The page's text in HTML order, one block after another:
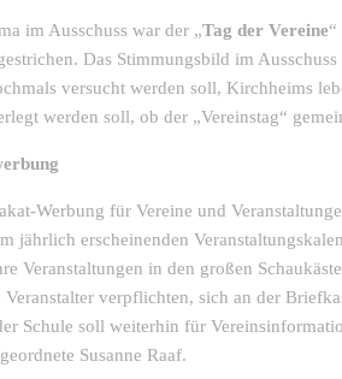
im Ausschuss war der „Tag der Vereine
Das Stimmungsbild im
versucht werden soll, Kirchheims
werden soll, ob der „Vereinstag“
Werbung für Vereine und
jährlich erscheinenden
Veranstaltungen in den großen
Veranstalter verpflichten, sich an der
Schule soll weiterhin für
Susanne Raaf.